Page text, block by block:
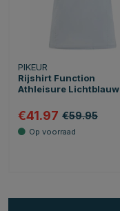
PIKEUR
Rijshirt Function
Athleisure Lichtblauw
€41.97 €59.95